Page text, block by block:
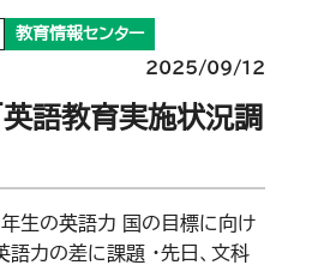
教育情報センター
2025/09/12
語教育実施状況調
生の英語力 国の目標に向け
語力の差に課題 ・先日、文科